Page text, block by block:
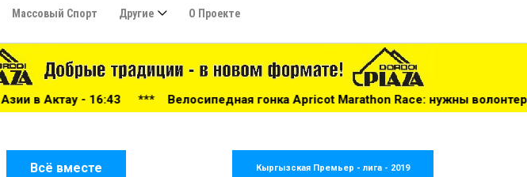
Массовый Спорт Другие О Проекте
***Велосипедная гонка Apricot Marathon Race: нужны волонтеры! - 14:25 ***
Всё вместе Кыргызская Премьер - лига - 2019